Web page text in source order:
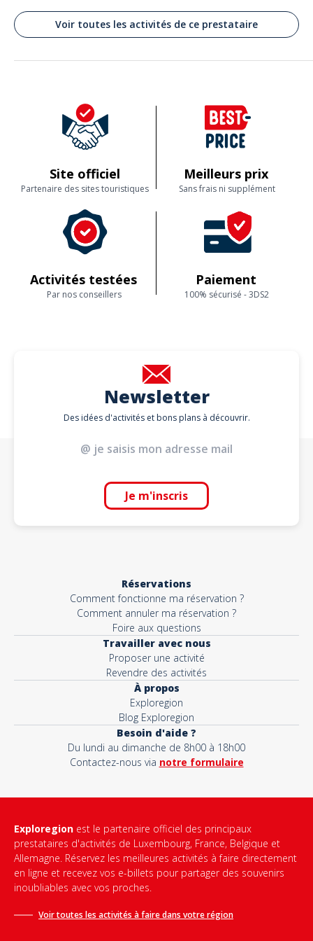
FAMILIERS AUX TRAVAUX DE CUISINE
Commenté le 16/07/2026
Approche très pédagogique Oui j e recommanderai cette activité à
Voir toutes les activités de ce prestataire
Site officiel
Partenaire des sites touristiques
Meilleurs prix
Sans frais ni supplément
Activités testées
Par nos conseillers
Paiement
100% sécurisé - 3DS2
Newsletter
Des idées d'activités et bons plans à découvrir.
Je m'inscris
Réservations
Comment fonctionne ma réservation ?
Comment annuler ma réservation ?
Foire aux questions
Travailler avec nous
Proposer une activité
Revendre des activités
À propos
Exploregion
Blog Exploregion
Besoin d'aide ?
Du lundi au dimanche de 8h00 à 18h00
Contactez-nous via notre formulaire
Exploregion est le partenaire officiel des principaux
prestataires d'activités de Luxembourg, France, Belgique et
Allemagne. Réservez les meilleures activités à faire directement
en ligne et recevez vos e-billets pour partager des souvenirs
inoubliables avec vos proches.
Voir toutes les activités à faire dans votre région